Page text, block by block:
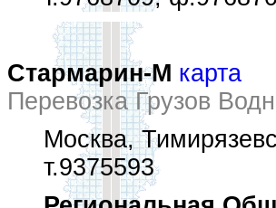
Стармарин-М карта
Перевозка Грузов
Москва,
т.9375593